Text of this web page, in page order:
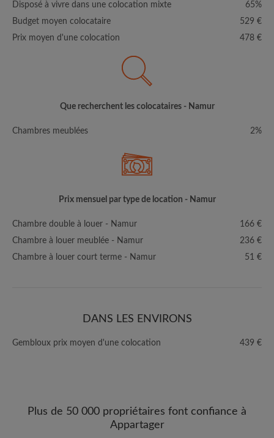
Disposé à vivre dans une colocation mixte
65%
Budget moyen colocataire
529 €
Prix moyen d'une colocation
478 €
Que recherchent les colocataires - Namur
Chambres meublées 2%
Prix mensuel par type de location - Namur
Chambre double à louer - Namur
166 €
Chambre à louer meublée - Namur
236 €
Chambre à louer court terme - Namur
51 €
DANS LES ENVIRONS
Gembloux prix moyen d'une colocation 439 €
Plus de 50 000 propriétaires font confiance à
Appartager